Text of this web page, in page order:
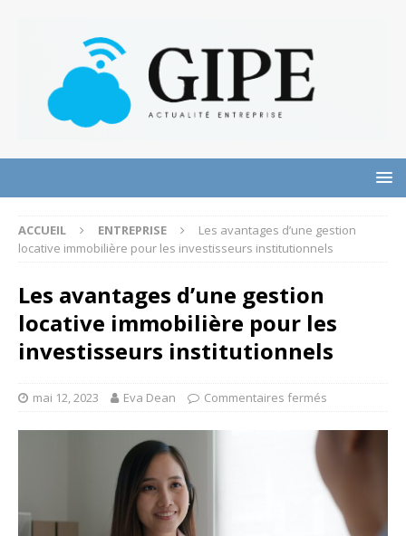
ACCUEIL ENTREPRISE
Les avantages d’une gestion
locative immobilière pour les investisseurs institutionnels
Les avantages d’une gestion
locative immobilière pour les
investisseurs institutionnels
mai 12, 2023 Eva Dean Commentaires fermés